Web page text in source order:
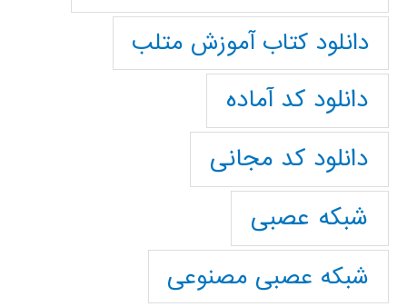
دانلود کتاب آموزش متلب
دانلود کد آماده
دانلود کد مجانی
شبکه عصبی
شبکه عصبی مصنوعی